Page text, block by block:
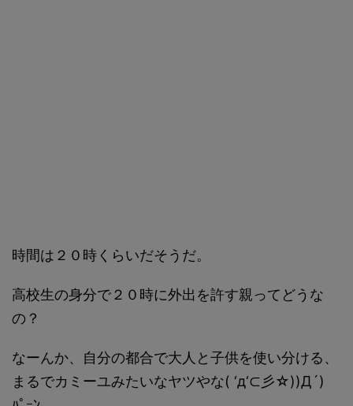
時間は２０時くらいだそうだ。
高校生の身分で２０時に外出を許す親ってどうな
の？
なーんか、自分の都合で大人と子供を使い分ける、
まるでカミーユみたいなヤツやな( ‘д‘⊂彡☆))Д´)